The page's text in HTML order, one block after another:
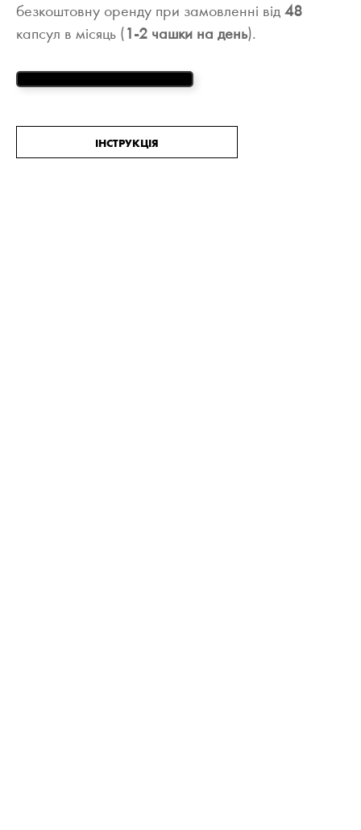
безкоштовну оренду при замовленні від 48
капсул в місяць ( 1-2 чашки на день).
ІНСТРУКЦІЯ